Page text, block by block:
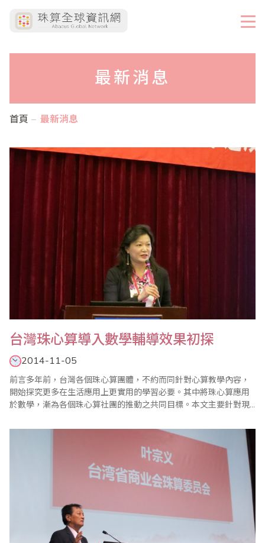
最新消息
首頁 最新消息
台灣珠心算導入數學輔導效果初探
2014-11-05
前言多年前，台灣各個珠心算團體，不約而同針對心算教學內容，
開始探究更多在生活應用上更實用的學習必要。其中將珠心算應用
於數學，漸為各個珠心算社團的推動之共同目標。本文主要針對現
前台灣珠心算教育加入數學輔導的現況。並以2014台灣省商業會數
學競賽成績優異的單位進行訪察，感謝各位老師們的大力支持慷慨
分享。壹、珠心算課程導入數學輔導在1980-19..